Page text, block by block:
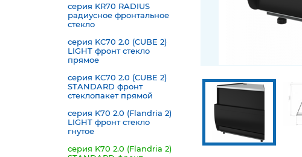
серия KR70 RADIUS
радиусное фронтальное
стекло
серия KC70 2.0 (CUBE 2)
LIGHT фронт стекло
прямое
серия KC70 2.0 (CUBE 2)
STANDARD фронт
стеклопакет прямой
серия K70 2.0 (Flandria 2)
LIGHT фронт стекло
гнутое
серия K70 2.0 (Flandria 2)